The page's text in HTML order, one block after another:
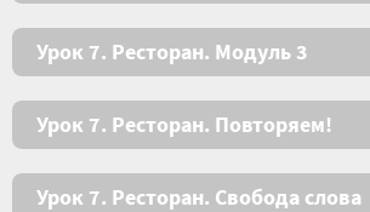
Урок 7. Ресторан. Модуль 3
Урок 7. Ресторан. Повторяем!
Урок 7. Ресторан. Свобода слова